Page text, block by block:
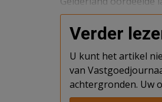
Verder
U kunt het artikel
van
achtergronden. Uw